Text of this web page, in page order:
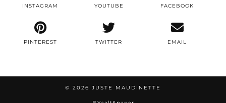
TWITTER
INSTAGRAM FACEBOOK
PINTEREST
YOUTUBE
EMAIL
© 2026 JUSTE MAUDINETTE